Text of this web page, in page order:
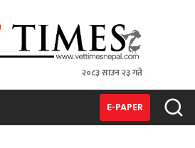
२०८३ साउन २३ गते
E-PAPER